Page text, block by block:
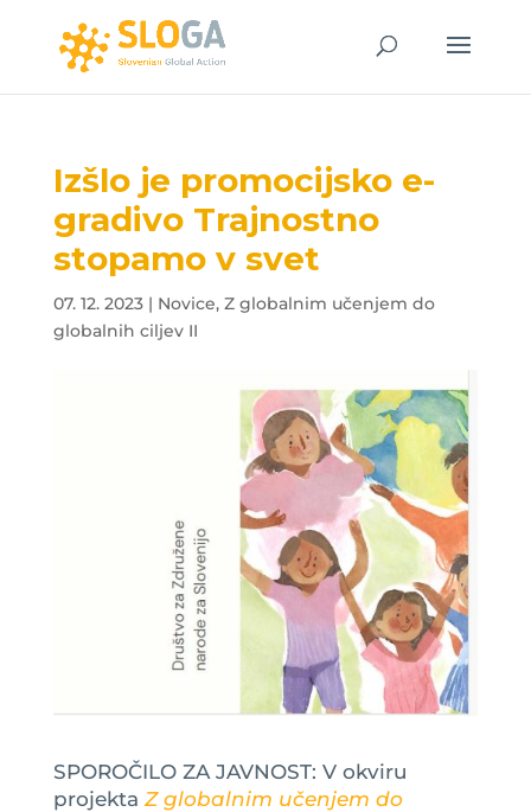
Izšlo je promocijsko e-
gradivo Trajnostno
stopamo v svet
07. 12. 2023| Novice, Z globalnim učenjem do
globalnih ciljev II
SPOROČILO ZA JAVNOST: V okviru
projekta Z globalnim učenjem do